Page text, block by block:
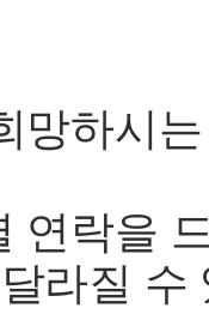
망하시
연락을
라질 수